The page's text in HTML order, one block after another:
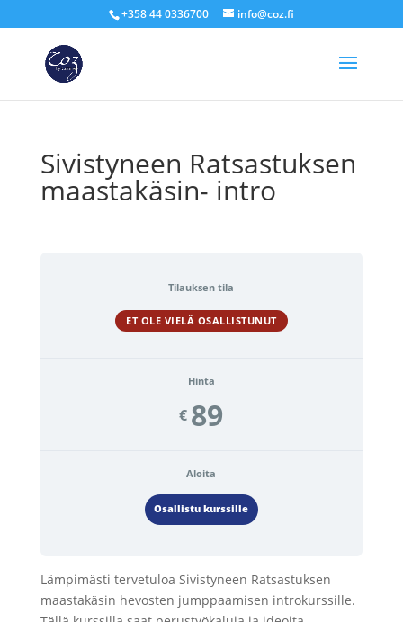
+358 44 0336700 info@coz.fi
Sivistyneen Ratsastuksen
maastakäsin- intro
Tilauksen tila
ET OLE VIELÄ OSALLISTUNUT
Hinta
€ 89
Aloita
Osallistu kurssille
Lämpimästi tervetuloa Sivistyneen Ratsastuksen
maastakäsin hevosten jumppaamisen introkurssille.